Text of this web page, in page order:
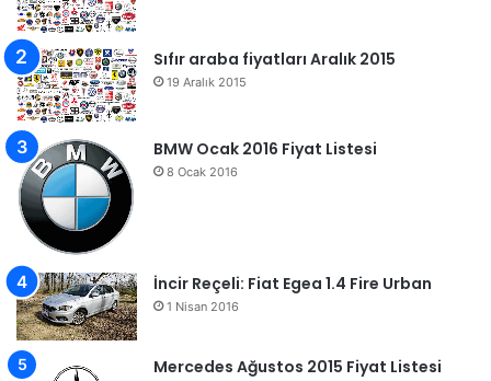
Sıfır araba fiyatları Aralık 2015
19 Aralık 2015
BMW Ocak 2016 Fiyat Listesi
8 Ocak 2016
İncir Reçeli: Fiat Egea 1.4 Fire Urban
1 Nisan 2016
Mercedes Ağustos 2015 Fiyat Listesi